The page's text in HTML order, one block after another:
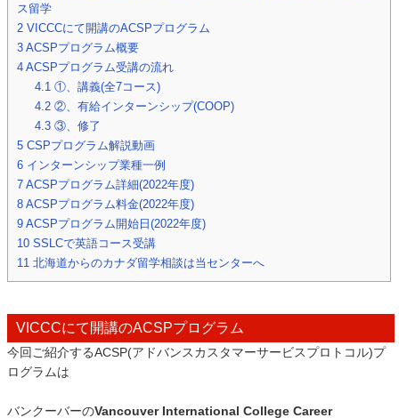
ス留学
2 VICCCにて開講のACSPプログラム
3 ACSPプログラム概要
4 ACSPプログラム受講の流れ
4.1 ①、講義(全7コース)
4.2 ②、有給インターンシップ(COOP)
4.3 ③、修了
5 CSPプログラム解説動画
6 インターンシップ業種一例
7 ACSPプログラム詳細(2022年度)
8 ACSPプログラム料金(2022年度)
9 ACSPプログラム開始日(2022年度)
10 SSLCで英語コース受講
11 北海道からのカナダ留学相談は当センターへ
VICCCにて開講のACSPプログラム
今回ご紹介するACSP(アドバンスカスタマーサービスプロトコル)プ
ログラムは
バンクーバーのVancouver International College Career